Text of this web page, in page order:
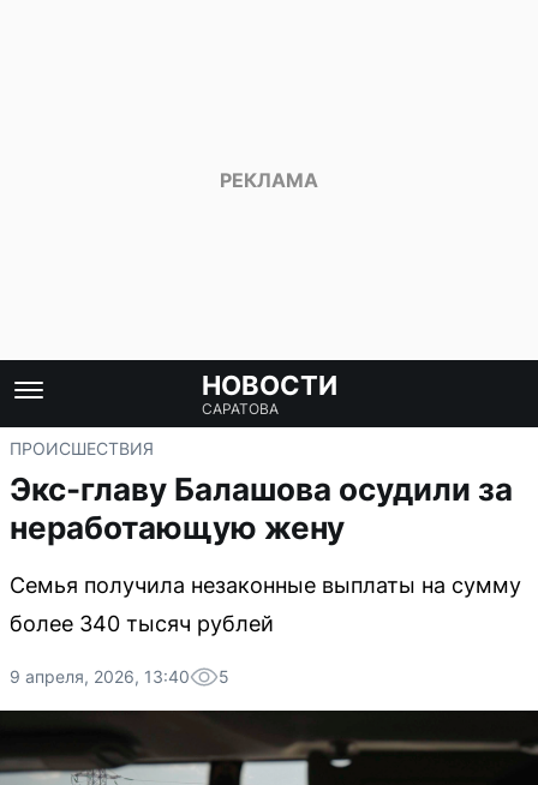
НОВОСТИ
САРАТОВА
ПРОИСШЕСТВИЯ
Экс-главу Балашова осудили за
неработающую жену
Семья получила незаконные выплаты на сумму
более 340 тысяч рублей
9 апреля, 2026, 13:40 5